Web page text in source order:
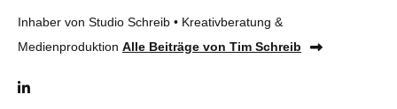
Inhaber von Studio Schreib • Kreativberatung &
Medienproduktion Alle Beiträge von Tim Schreib